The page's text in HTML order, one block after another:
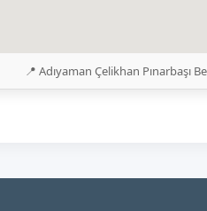
📍 Adıyaman Çelikhan Pınarbaşı